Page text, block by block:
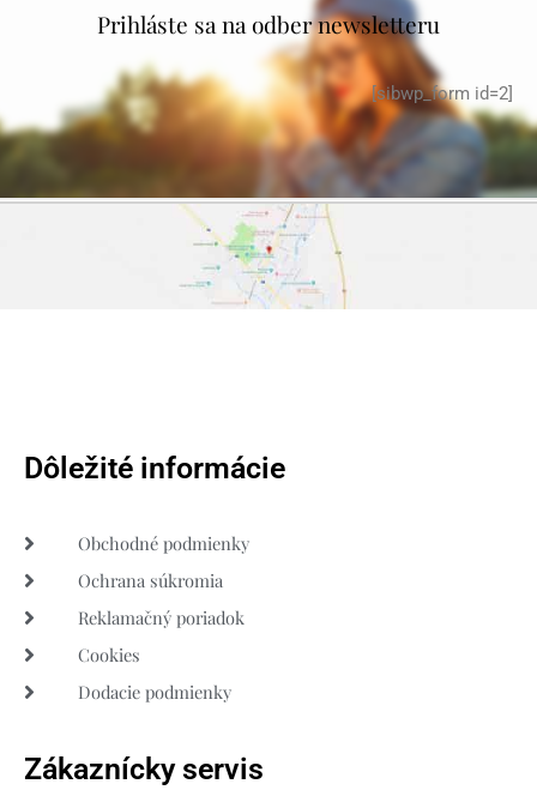
Prihláste sa na odber newsletteru
[sibwp_form id=2]
Dôležité informácie
Obchodné podmienky
Ochrana súkromia
Reklamačný poriadok
Cookies
Dodacie podmienky
Zákaznícky servis